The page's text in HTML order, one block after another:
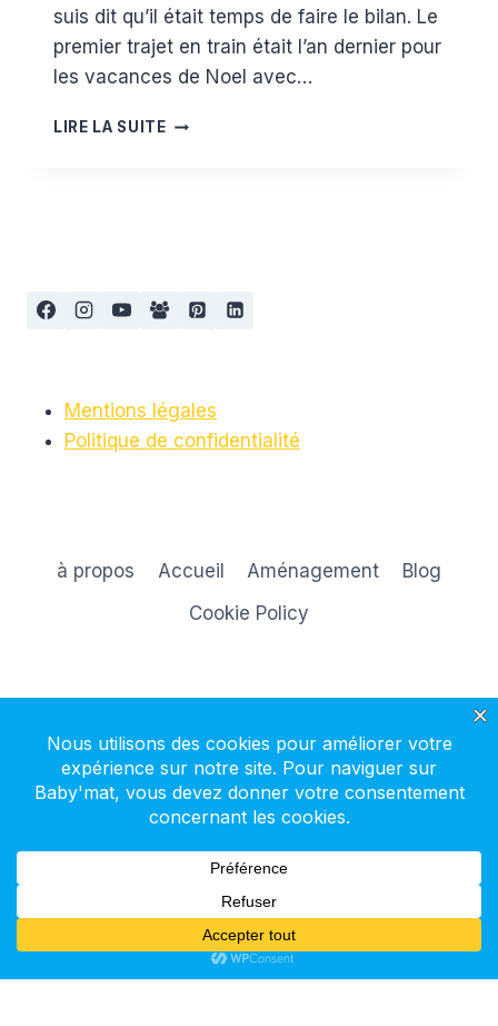
suis dit qu’il était temps de faire le bilan. Le
premier trajet en train était l’an dernier pour
les vacances de Noel avec…
LIRE LA SUITEPRENDRE
Mentions légales
Politique de confidentialité
à propos Accueil Aménagement
Blog
Cookie Policy
S'inscrire à la newsletter
Kadence WP